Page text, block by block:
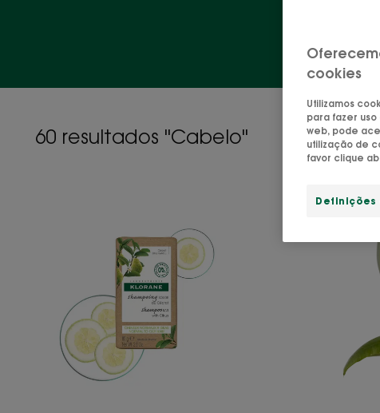
60 resultados "Cabelo"
com
Cidra
Cabelo
normal
a
oleoso
cookies
Utilizamos
para fazer
web, pode
utilização de
favor clique
Definições